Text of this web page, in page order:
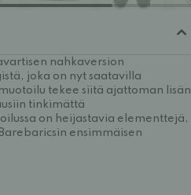
nahkaversion
joka on nyt saatavilla
tekee siitä ajattoman lisän
tinkimättä
on heijastavia elementtejä,
ensimmäisen